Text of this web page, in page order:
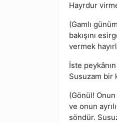
Hayrdur
(Gamlı
bakışını
vermek
İste
Susuzam bir
(Gönül!
ve onun
söndür.